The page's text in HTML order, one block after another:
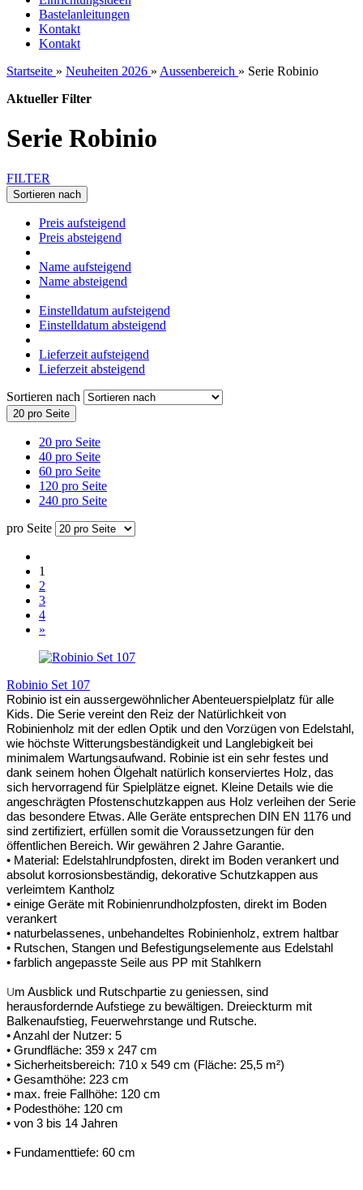
Bastelanleitungen
Kontakt
Kontakt
Startseite » Neuheiten 2026 » Aussenbereich » Serie Robinio
Aktueller Filter
Serie Robinio
FILTER
Sortieren nach
Preis aufsteigend
Preis absteigend
Name aufsteigend
Name absteigend
Einstelldatum aufsteigend
Einstelldatum absteigend
Lieferzeit aufsteigend
Lieferzeit absteigend
Sortieren nach
20 pro Seite
20 pro Seite
40 pro Seite
60 pro Seite
120 pro Seite
240 pro Seite
pro Seite
1
2
3
4
»
Robinio Set 107
Robinio ist ein aussergewöhnlicher Abenteuerspielplatz für alle
Kids. Die Serie vereint den Reiz der Natürlichkeit von
Robinienholz mit der edlen Optik und den Vorzügen von Edelstahl,
wie höchste Witterungsbeständigkeit und Langlebigkeit bei
minimalem Wartungsaufwand. Robinie ist ein sehr festes und
dank seinem hohen Ölgehalt natürlich konserviertes Holz, das
sich hervorragend für Spielplätze eignet. Kleine Details wie die
angeschrägten Pfostenschutzkappen aus Holz verleihen der Serie
das besondere Etwas. Alle Geräte entsprechen DIN EN 1176 und
sind zertifiziert, erfüllen somit die Voraussetzungen für den
öffentlichen Bereich. Wir gewähren 2 Jahre Garantie.
• Material: Edelstahlrundpfosten, direkt im Boden verankert und
absolut korrosionsbeständig, dekorative Schutzkappen aus
verleimtem Kantholz
• einige Geräte mit Robinienrundholzpfosten, direkt im Boden
verankert
• naturbelassenes, unbehandeltes Robinienholz, extrem haltbar
• Rutschen, Stangen und Befestigungselemente aus Edelstahl
• farblich angepasste Seile aus PP mit Stahlkern
Um Ausblick und Rutschpartie zu geniessen, sind
herausfordernde Aufstiege zu bewältigen. Dreieckturm mit
Balkenaufstieg, Feuerwehrstange und Rutsche.
• Anzahl der Nutzer: 5
• Grundfläche: 359 x 247 cm
• Sicherheitsbereich: 710 x 549 cm (Fläche: 25,5 m²)
• Gesamthöhe: 223 cm
• max. freie Fallhöhe: 120 cm
• Podesthöhe: 120 cm
• von 3 bis 14 Jahren
• Fundamenttiefe: 60 cm